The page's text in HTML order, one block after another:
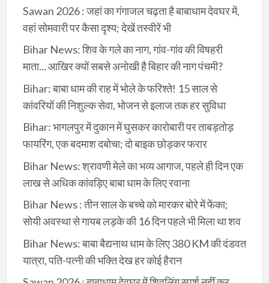
Sawan 2026 : जहां का गंगाजल चढ़ता है बाबाधाम देवघर में,
वहां सोमवारी पर कैसा दृश्य; देखें तस्वीरें भी
Bihar News: शिव के गले का नाग, गांव-गांव की विषहरी
माता... आखिर क्यों सबसे अनोखी है बिहार की नाग पंचमी?
Bihar: बाबा धाम की राह में भोले के फरिश्ते! 15 साल से
कांवरियों की निशुल्क सेवा, भोजन से इलाज तक हर सुविधा
Bihar: भागलपुर में दुकान में घुसकर कारोबारी पर ताबड़तोड़
फायरिंग, एक बदमाश दबोचा; दो बाइक छोड़कर फरार
Bihar News: श्रावणी मेले का भव्य आगाज, पहले ही दिन एक
लाख से अधिक कांवड़िए बाबा धाम के लिए रवाना
Bihar News : तीन साल के बच्चे को मारकर बोरे में फेंका;
सोयी अवस्था से गायब लड़के की 16 दिन पहले भी मिला था शव
Bihar News: बाबा बैद्यनाथ धाम के लिए 380 KM की दंडवत
यात्रा, पति-पत्नी की भक्ति देख हर कोई हैरान